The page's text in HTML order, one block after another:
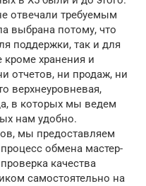
отвечали требуемым
выбрана потому, что
поддержки, так и для
кроме хранения и
отчетов, ни продаж, ни
верхнеуровневая,
в которых мы ведем
нам удобно.
мы предоставляем
обмена мастер-
качества
самостоятельно на